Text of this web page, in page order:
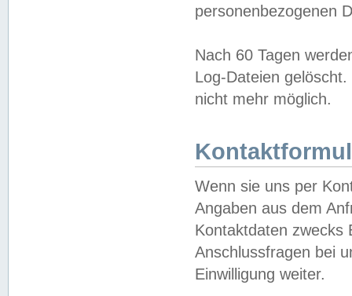
personenbezogenen
Nach 60 Tagen
Log-Dateien
nicht mehr möglich.
Wenn sie uns per
Angaben aus dem
Kontaktdaten zwecks
Anschlussfragen bei
Einwilligung weiter.